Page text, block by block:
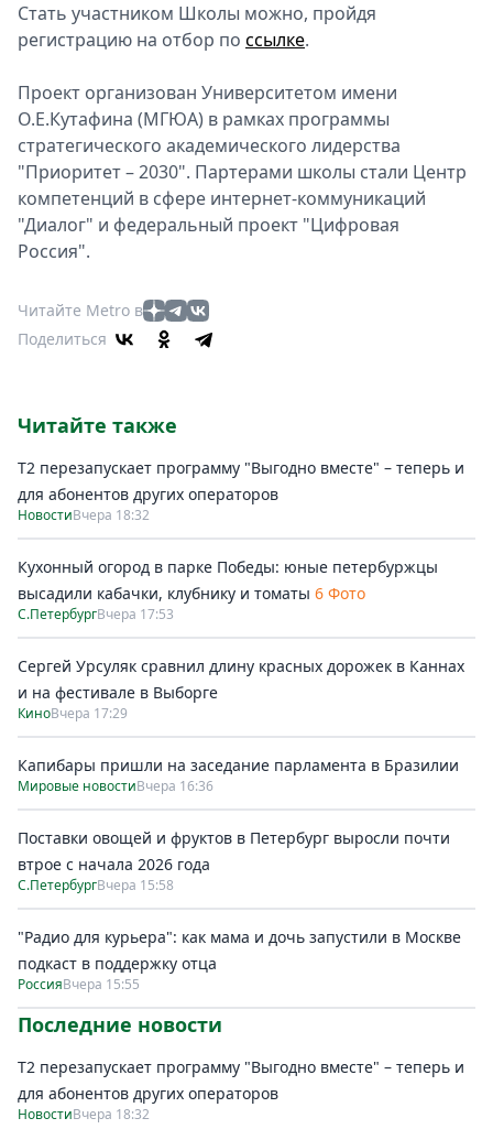
Стать участником Школы можно, пройдя
регистрацию на отбор по ссылке.
Проект организован Университетом имени
О.Е.Кутафина (МГЮА) в рамках программы
стратегического академического лидерства
"Приоритет – 2030". Партерами школы стали Центр
компетенций в сфере интернет-коммуникаций
"Диалог" и федеральный проект "Цифровая
Россия".
Читайте Metro в
Поделиться
Читайте также
Т2 перезапускает программу "Выгодно вместе" – теперь и
для абонентов других операторов
НовостиВчера 18:32
Кухонный огород в парке Победы: юные петербуржцы
высадили кабачки, клубнику и томаты 6 Фото
С.ПетербургВчера 17:53
Сергей Урсуляк сравнил длину красных дорожек в Каннах
и на фестивале в Выборге
КиноВчера 17:29
Капибары пришли на заседание парламента в Бразилии
Мировые новостиВчера 16:36
Поставки овощей и фруктов в Петербург выросли почти
втрое с начала 2026 года
С.ПетербургВчера 15:58
"Радио для курьера": как мама и дочь запустили в Москве
подкаст в поддержку отца
РоссияВчера 15:55
Последние новости
Т2 перезапускает программу "Выгодно вместе" – теперь и
для абонентов других операторов
НовостиВчера 18:32